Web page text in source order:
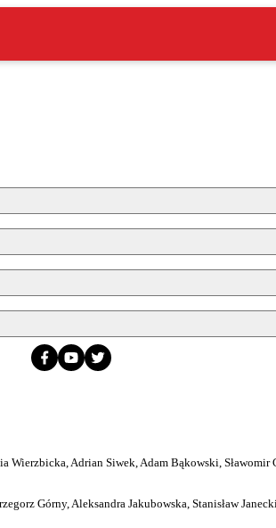
Wierzbicka, Adrian Siwek, Adam Bąkowski, Sławomir
Górny, Aleksandra Jakubowska, Stanisław